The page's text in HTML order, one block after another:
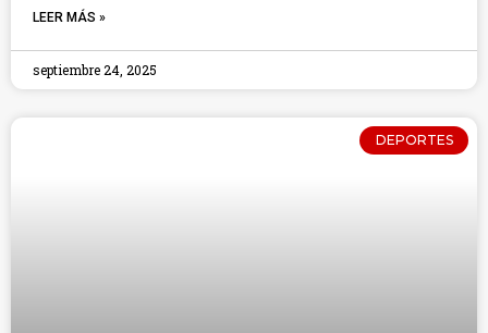
LEER MÁS »
septiembre 24, 2025
DEPORTES